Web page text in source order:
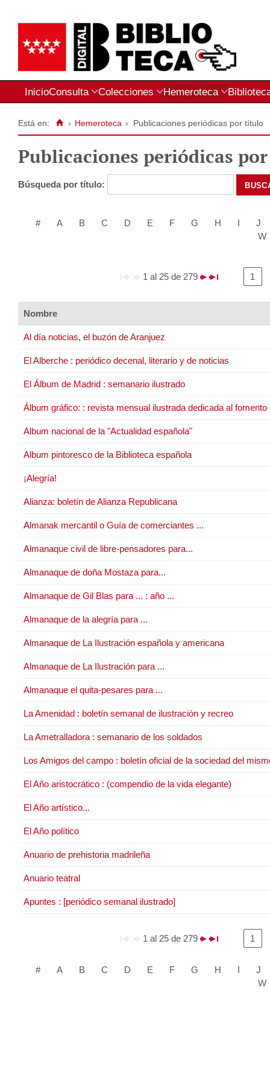
InicioConsulta Colecciones Hemeroteca
Está en: › Hemeroteca › Publicaciones periódicas por título
Publicaciones periódicas
Búsqueda por título:
# A B C D E F G H I
J
W
1 al 25 de 279 1
Nombre
Al día noticias, el buzón de Aranjuez
El Alberche : periódico decenal, literario y de noticias
El Álbum de Madrid : semanario ilustrado
Álbum gráfico: : revista mensual ilustrada dedicada al
Album nacional de la "Actualidad española"
Album pintoresco de la Biblioteca española
¡Alegría!
Alianza: boletín de Alianza Republicana
Almanak mercantil o Guía de comerciantes ...
Almanaque civil de libre-pensadores para...
Almanaque de doña Mostaza para...
Almanaque de Gil Blas para ... : año ...
Almanaque de la alegría para ...
Almanaque de La Ilustración española y americana
Almanaque de La Ilustración para ...
Almanaque el quita-pesares para ...
La Amenidad : boletín semanal de ilustración y recreo
La Ametralladora : semanario de los soldados
Los Amigos del campo : boletín oficial de la sociedad del
El Año aristocrático : (compendio de la vida elegante)
El Año artístico...
El Año político
Anuario de prehistoria madrileña
Anuario teatral
Apuntes : [periódico semanal ilustrado]
1 al 25 de 279 1
# A B C D E F G H I
J
W